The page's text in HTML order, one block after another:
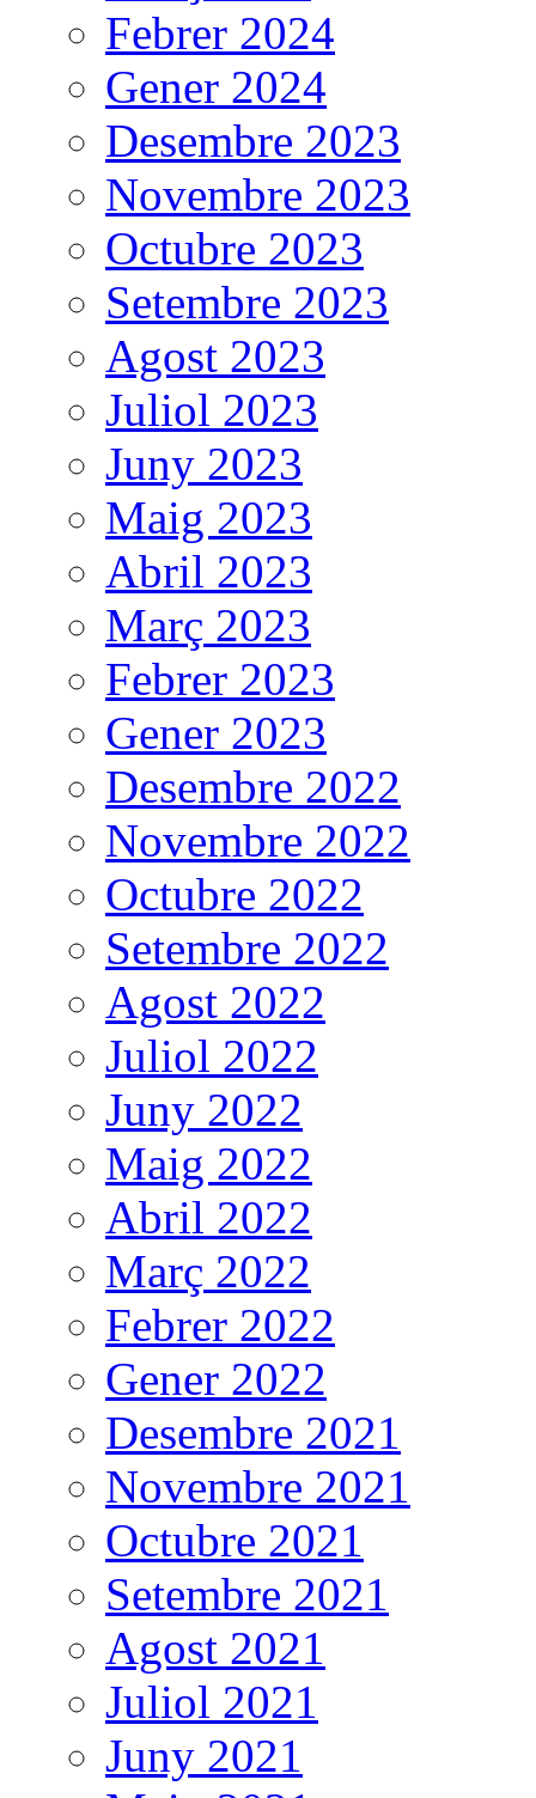
Febrer 2024
Gener 2024
Desembre 2023
Novembre 2023
Octubre 2023
Setembre 2023
Agost 2023
Juliol 2023
Juny 2023
Maig 2023
Abril 2023
Març 2023
Febrer 2023
Gener 2023
Desembre 2022
Novembre 2022
Octubre 2022
Setembre 2022
Agost 2022
Juliol 2022
Juny 2022
Maig 2022
Abril 2022
Març 2022
Febrer 2022
Gener 2022
Desembre 2021
Novembre 2021
Octubre 2021
Setembre 2021
Agost 2021
Juliol 2021
Juny 2021